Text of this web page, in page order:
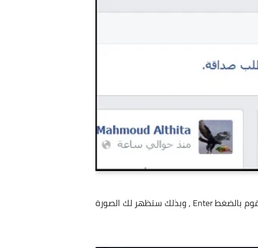
كما بالصورة التالية ثم تقوم بالضغط Enter ، وبذلك ستظهر لك الصورة